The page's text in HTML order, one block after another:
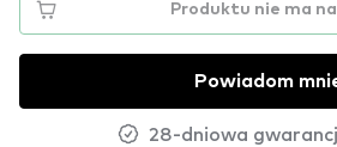
Produktu nie ma
Powiadom
28-dniowa